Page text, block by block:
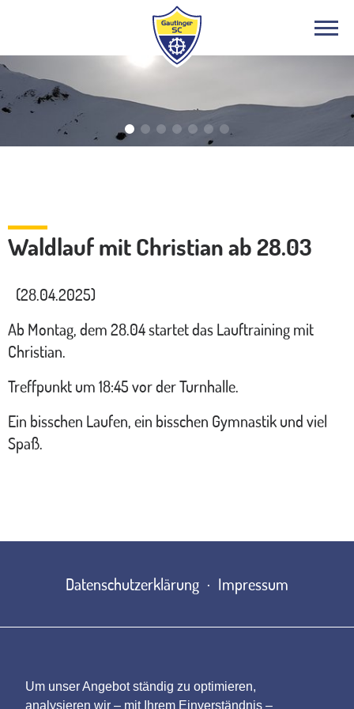
Um unser Angebot ständig zu optimieren,
analysieren wir – mit Ihrem Einverständnis –
Waldlauf mit Christian ab 28.03
(28.04.2025)
Ab Montag, dem 28.04 startet das Lauftraining mit
Christian.
Treffpunkt um 18:45 vor der Turnhalle.
Ein bisschen Laufen, ein bisschen Gymnastik und viel
Spaß.
Datenschutzerklärung Impressum